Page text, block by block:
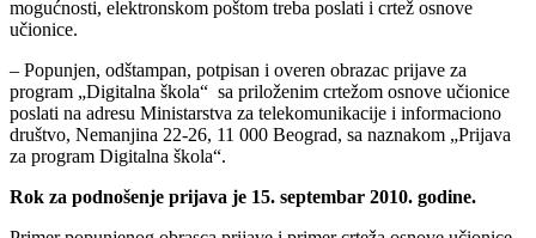
mogućnosti, elektronskom poštom treba poslati i crtež osnove
učionice.
– Popunjen, odštampan, potpisan i overen obrazac prijave za
program „Digitalna škola“ sa priloženim crtežom osnove učionice
poslati na adresu Ministarstva za telekomunikacije i informaciono
društvo, Nemanjina 22-26, 11 000 Beograd, sa naznakom „Prijava
za program Digitalna škola“.
Rok za podnošenje prijava je 15. septembar 2010. godine.